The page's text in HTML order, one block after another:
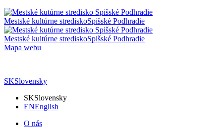
Mestské kultúrne strediskoSpišské Podhradie
Mestské kultúrne strediskoSpišské Podhradie
Mapa webu
SKSlovensky
SKSlovensky
ENEnglish
O nás